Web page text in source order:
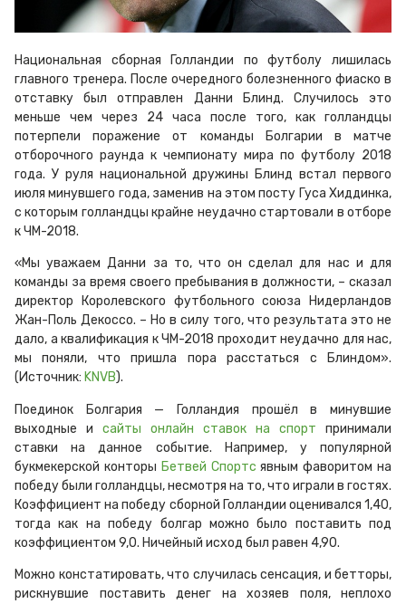
Национальная сборная Голландии по футболу лишилась
главного тренера. После очередного болезненного фиаско в
отставку был отправлен Данни Блинд. Случилось это
меньше чем через 24 часа после того, как голландцы
потерпели поражение от команды Болгарии в матче
отборочного раунда к чемпионату мира по футболу 2018
года. У руля национальной дружины Блинд встал первого
июля минувшего года, заменив на этом посту Гуса Хиддинка,
с которым голландцы крайне неудачно стартовали в отборе
к ЧМ-2018.
«Мы уважаем Данни за то, что он сделал для нас и для
команды за время своего пребывания в должности, – сказал
директор Королевского футбольного союза Нидерландов
Жан-Поль Декоссо. – Но в силу того, что результата это не
дало, а квалификация к ЧМ-2018 проходит неудачно для нас,
мы поняли, что пришла пора расстаться с Блиндом».
(Источник: KNVB).
Поединок Болгария — Голландия прошёл в минувшие
выходные и сайты онлайн ставок на спорт принимали
ставки на данное событие. Например, у популярной
букмекерской конторы Бетвей Спортс явным фаворитом на
победу были голландцы, несмотря на то, что играли в гостях.
Коэффициент на победу сборной Голландии оценивался 1,40,
тогда как на победу болгар можно было поставить под
коэффициентом 9,0. Ничейный исход был равен 4,90.
Можно констатировать, что случилась сенсация, и бетторы,
рискнувшие поставить денег на хозяев поля, неплохо